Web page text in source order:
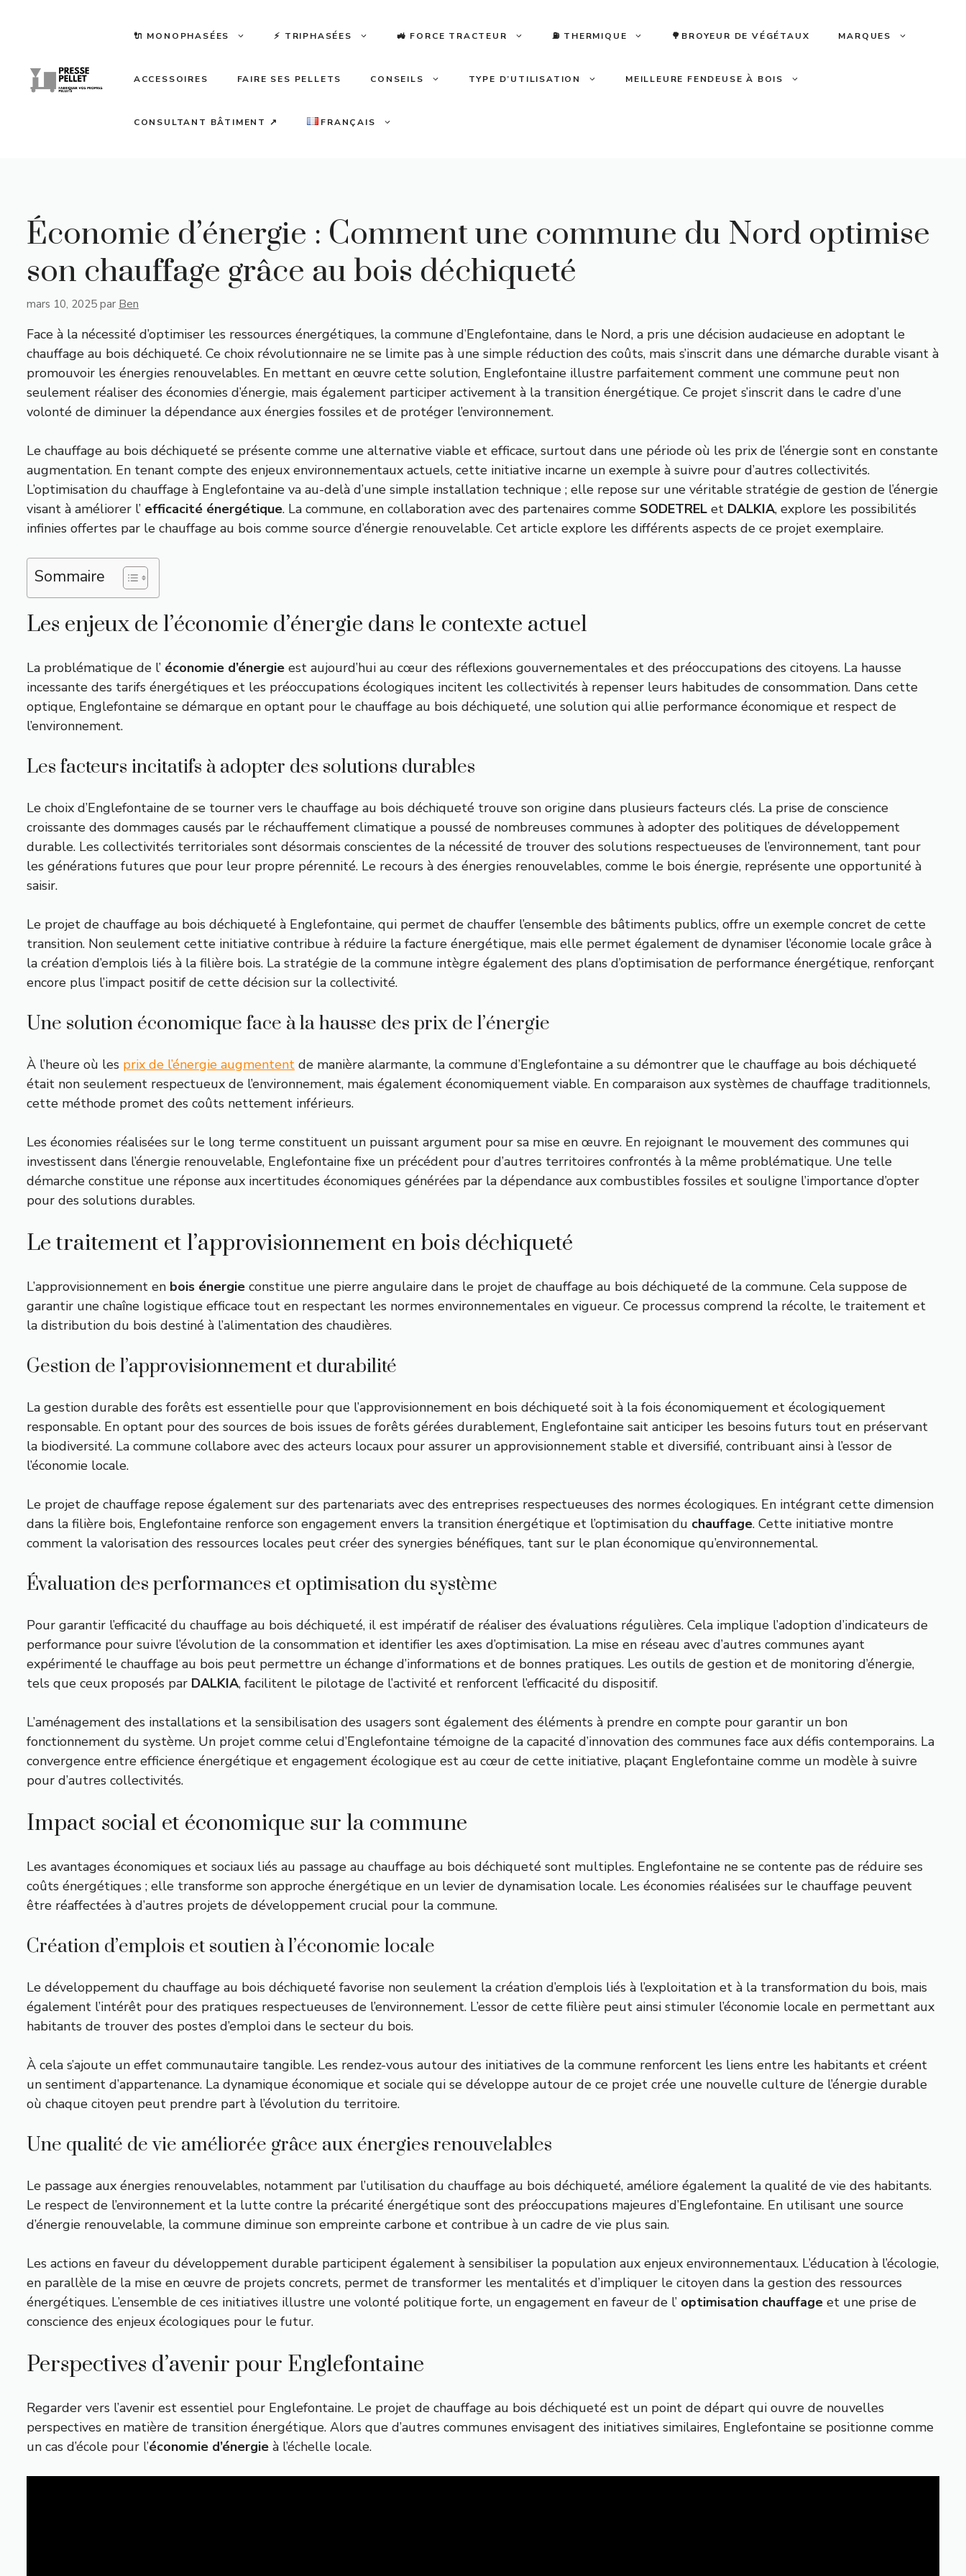
🔌 MONOPHASÉES ⚡️ TRIPHASÉES 🚜 FORCE TRACTEUR ⛽️ THERMIQUE 🌳BROYEUR DE VÉGÉTAUX MARQUES
ACCESSOIRES FAIRE SES PELLETS CONSEILS TYPE D’UTILISATION MEILLEURE FENDEUSE À BOIS
CONSULTANT BÂTIMENT ↗ FRANÇAIS
Économie d’énergie : Comment une commune du Nord optimise
son chauffage grâce au bois déchiqueté
mars 10, 2025 par Ben
Face à la nécessité d’optimiser les ressources énergétiques, la commune d’Englefontaine, dans le Nord, a pris une décision audacieuse en adoptant le
chauffage au bois déchiqueté. Ce choix révolutionnaire ne se limite pas à une simple réduction des coûts, mais s’inscrit dans une démarche durable visant à
promouvoir les énergies renouvelables. En mettant en œuvre cette solution, Englefontaine illustre parfaitement comment une commune peut non
seulement réaliser des économies d’énergie, mais également participer activement à la transition énergétique. Ce projet s’inscrit dans le cadre d’une
volonté de diminuer la dépendance aux énergies fossiles et de protéger l’environnement.
Le chauffage au bois déchiqueté se présente comme une alternative viable et efficace, surtout dans une période où les prix de l’énergie sont en constante
augmentation. En tenant compte des enjeux environnementaux actuels, cette initiative incarne un exemple à suivre pour d’autres collectivités.
L’optimisation du chauffage à Englefontaine va au-delà d’une simple installation technique ; elle repose sur une véritable stratégie de gestion de l’énergie
visant à améliorer l’ efficacité énergétique. La commune, en collaboration avec des partenaires comme SODETREL et DALKIA, explore les possibilités
infinies offertes par le chauffage au bois comme source d’énergie renouvelable. Cet article explore les différents aspects de ce projet exemplaire.
Sommaire
Les enjeux de l’économie d’énergie dans le contexte actuel
La problématique de l’ économie d’énergie est aujourd’hui au cœur des réflexions gouvernementales et des préoccupations des citoyens. La hausse
incessante des tarifs énergétiques et les préoccupations écologiques incitent les collectivités à repenser leurs habitudes de consommation. Dans cette
optique, Englefontaine se démarque en optant pour le chauffage au bois déchiqueté, une solution qui allie performance économique et respect de
l’environnement.
Les facteurs incitatifs à adopter des solutions durables
Le choix d’Englefontaine de se tourner vers le chauffage au bois déchiqueté trouve son origine dans plusieurs facteurs clés. La prise de conscience
croissante des dommages causés par le réchauffement climatique a poussé de nombreuses communes à adopter des politiques de développement
durable. Les collectivités territoriales sont désormais conscientes de la nécessité de trouver des solutions respectueuses de l’environnement, tant pour
les générations futures que pour leur propre pérennité. Le recours à des énergies renouvelables, comme le bois énergie, représente une opportunité à
saisir.
Le projet de chauffage au bois déchiqueté à Englefontaine, qui permet de chauffer l’ensemble des bâtiments publics, offre un exemple concret de cette
transition. Non seulement cette initiative contribue à réduire la facture énergétique, mais elle permet également de dynamiser l’économie locale grâce à
la création d’emplois liés à la filière bois. La stratégie de la commune intègre également des plans d’optimisation de performance énergétique, renforçant
encore plus l’impact positif de cette décision sur la collectivité.
Une solution économique face à la hausse des prix de l’énergie
À l’heure où les prix de l’énergie augmentent de manière alarmante, la commune d’Englefontaine a su démontrer que le chauffage au bois déchiqueté
était non seulement respectueux de l’environnement, mais également économiquement viable. En comparaison aux systèmes de chauffage traditionnels,
cette méthode promet des coûts nettement inférieurs.
Les économies réalisées sur le long terme constituent un puissant argument pour sa mise en œuvre. En rejoignant le mouvement des communes qui
investissent dans l’énergie renouvelable, Englefontaine fixe un précédent pour d’autres territoires confrontés à la même problématique. Une telle
démarche constitue une réponse aux incertitudes économiques générées par la dépendance aux combustibles fossiles et souligne l’importance d’opter
pour des solutions durables.
Le traitement et l’approvisionnement en bois déchiqueté
L’approvisionnement en bois énergie constitue une pierre angulaire dans le projet de chauffage au bois déchiqueté de la commune. Cela suppose de
garantir une chaîne logistique efficace tout en respectant les normes environnementales en vigueur. Ce processus comprend la récolte, le traitement et
la distribution du bois destiné à l’alimentation des chaudières.
Gestion de l’approvisionnement et durabilité
La gestion durable des forêts est essentielle pour que l’approvisionnement en bois déchiqueté soit à la fois économiquement et écologiquement
responsable. En optant pour des sources de bois issues de forêts gérées durablement, Englefontaine sait anticiper les besoins futurs tout en préservant
la biodiversité. La commune collabore avec des acteurs locaux pour assurer un approvisionnement stable et diversifié, contribuant ainsi à l’essor de
l’économie locale.
Le projet de chauffage repose également sur des partenariats avec des entreprises respectueuses des normes écologiques. En intégrant cette dimension
dans la filière bois, Englefontaine renforce son engagement envers la transition énergétique et l’optimisation du chauffage. Cette initiative montre
comment la valorisation des ressources locales peut créer des synergies bénéfiques, tant sur le plan économique qu’environnemental.
Évaluation des performances et optimisation du système
Pour garantir l’efficacité du chauffage au bois déchiqueté, il est impératif de réaliser des évaluations régulières. Cela implique l’adoption d’indicateurs de
performance pour suivre l’évolution de la consommation et identifier les axes d’optimisation. La mise en réseau avec d’autres communes ayant
expérimenté le chauffage au bois peut permettre un échange d’informations et de bonnes pratiques. Les outils de gestion et de monitoring d’énergie,
tels que ceux proposés par DALKIA, facilitent le pilotage de l’activité et renforcent l’efficacité du dispositif.
L’aménagement des installations et la sensibilisation des usagers sont également des éléments à prendre en compte pour garantir un bon
fonctionnement du système. Un projet comme celui d’Englefontaine témoigne de la capacité d’innovation des communes face aux défis contemporains. La
convergence entre efficience énergétique et engagement écologique est au cœur de cette initiative, plaçant Englefontaine comme un modèle à suivre
pour d’autres collectivités.
Impact social et économique sur la commune
Les avantages économiques et sociaux liés au passage au chauffage au bois déchiqueté sont multiples. Englefontaine ne se contente pas de réduire ses
coûts énergétiques ; elle transforme son approche énergétique en un levier de dynamisation locale. Les économies réalisées sur le chauffage peuvent
être réaffectées à d’autres projets de développement crucial pour la commune.
Création d’emplois et soutien à l’économie locale
Le développement du chauffage au bois déchiqueté favorise non seulement la création d’emplois liés à l’exploitation et à la transformation du bois, mais
également l’intérêt pour des pratiques respectueuses de l’environnement. L’essor de cette filière peut ainsi stimuler l’économie locale en permettant aux
habitants de trouver des postes d’emploi dans le secteur du bois.
À cela s’ajoute un effet communautaire tangible. Les rendez-vous autour des initiatives de la commune renforcent les liens entre les habitants et créent
un sentiment d’appartenance. La dynamique économique et sociale qui se développe autour de ce projet crée une nouvelle culture de l’énergie durable
où chaque citoyen peut prendre part à l’évolution du territoire.
Une qualité de vie améliorée grâce aux énergies renouvelables
Le passage aux énergies renouvelables, notamment par l’utilisation du chauffage au bois déchiqueté, améliore également la qualité de vie des habitants.
Le respect de l’environnement et la lutte contre la précarité énergétique sont des préoccupations majeures d’Englefontaine. En utilisant une source
d’énergie renouvelable, la commune diminue son empreinte carbone et contribue à un cadre de vie plus sain.
Les actions en faveur du développement durable participent également à sensibiliser la population aux enjeux environnementaux. L’éducation à l’écologie,
en parallèle de la mise en œuvre de projets concrets, permet de transformer les mentalités et d’impliquer le citoyen dans la gestion des ressources
énergétiques. L’ensemble de ces initiatives illustre une volonté politique forte, un engagement en faveur de l’ optimisation chauffage et une prise de
conscience des enjeux écologiques pour le futur.
Perspectives d’avenir pour Englefontaine
Regarder vers l’avenir est essentiel pour Englefontaine. Le projet de chauffage au bois déchiqueté est un point de départ qui ouvre de nouvelles
perspectives en matière de transition énergétique. Alors que d’autres communes envisagent des initiatives similaires, Englefontaine se positionne comme
un cas d’école pour l’économie d’énergie à l’échelle locale.